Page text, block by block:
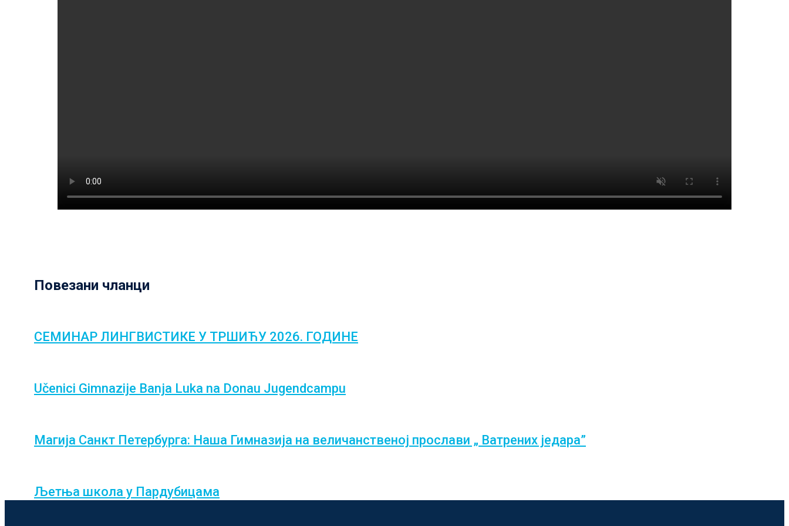
Повезани чланци
СЕМИНАР ЛИНГВИСТИКЕ У ТРШИЋУ 2026. ГОДИНЕ
Učenici Gimnazije Banja Luka na Donau Jugendcampu
Магија Санкт Петербурга: Наша Гимназија на величанственој прослави „ Ватрених једара”
Љетња школа у Пардубицама